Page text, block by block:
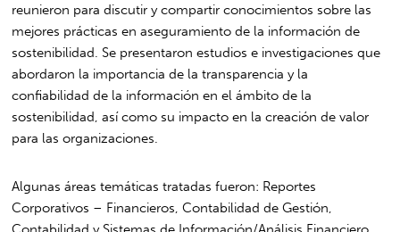
reunieron para discutir y compartir conocimientos sobre las
mejores prácticas en aseguramiento de la información de
sostenibilidad. Se presentaron estudios e investigaciones que
abordaron la importancia de la transparencia y la
confiabilidad de la información en el ámbito de la
sostenibilidad, así como su impacto en la creación de valor
para las organizaciones.
Algunas áreas temáticas tratadas fueron: Reportes
Corporativos – Financieros, Contabilidad de Gestión,